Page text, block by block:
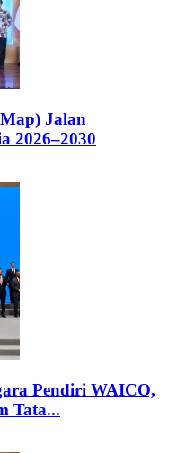
Jalan
2026–2030
Pendiri WAICO,
Tata...